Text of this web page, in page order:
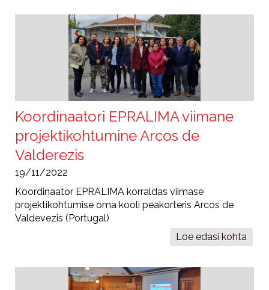
Koordinaatori EPRALIMA viimane
projektikohtumine Arcos de
Valderezis
19/11/2022
Koordinaator EPRALIMA korraldas viimase
projektikohtumise oma kooli peakorteris Arcos de
Valdevezis (Portugal)
Loe edasi
EPRALIMA
kohta